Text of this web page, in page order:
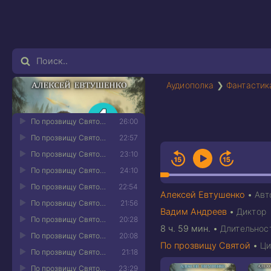
Аудиополка ❯
Алексей Евтушенко •
Вадим Андреев • Диктор
8 ч. 59 мин. •
26:00
По прозвищу Святой. Книга четвёртая 01
22:57
По прозвищу Святой. Книга четвёртая 02
23:10
По прозвищу Святой. Книга четвёртая 03
24:10
По прозвищу Святой. Книга четвёртая 04
22:54
По прозвищу Святой. Книга четвёртая 05
21:56
По прозвищу Святой. Книга четвёртая 06
20:28
По прозвищу Святой. Книга четвёртая 07
20:08
По прозвищу Святой. Книга четвёртая 08
21:18
По прозвищу Святой. Книга четвёртая 09
23:29
По прозвищу Святой. Книга четвёртая 10
По прозвищу Святой •